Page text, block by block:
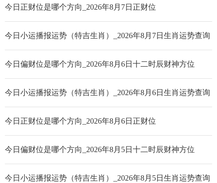
今日正财位是哪个方向_2026年8月7日正财位
今日小运播报运势（特吉生肖）_2026年8月7日生肖运势查询
今日偏财位是哪个方向_2026年8月6日十二时辰财神方位
今日小运播报运势（特吉生肖）_2026年8月6日生肖运势查询
今日正财位是哪个方向_2026年8月6日正财位
今日偏财位是哪个方向_2026年8月5日十二时辰财神方位
今日小运播报运势（特吉生肖）_2026年8月5日生肖运势查询